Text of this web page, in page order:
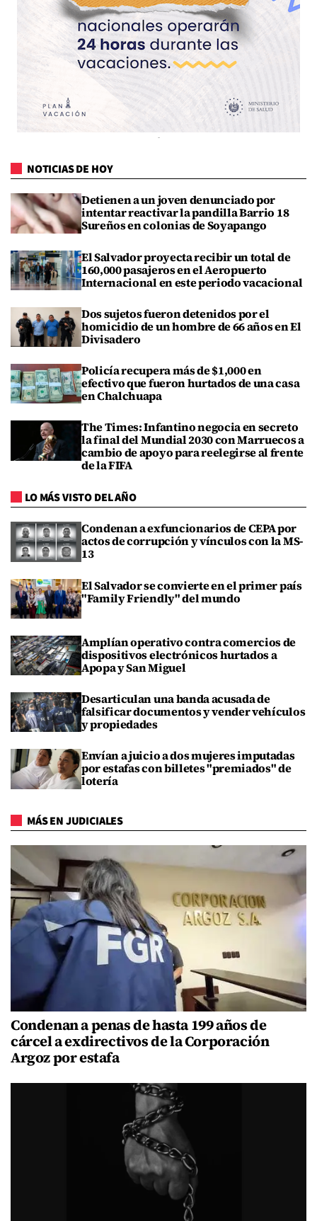
NOTICIAS DE HOY
Detienen a un joven denunciado por
intentar reactivar la pandilla Barrio 18
Sureños en colonias de Soyapango
El Salvador proyecta recibir un total de
160,000 pasajeros en el Aeropuerto
Internacional en este periodo vacacional
Dos sujetos fueron detenidos por el
homicidio de un hombre de 66 años en El
Divisadero
Policía recupera más de $1,000 en
efectivo que fueron hurtados de una casa
en Chalchuapa
The Times: Infantino negocia en secreto
la final del Mundial 2030 con Marruecos a
cambio de apoyo para reelegirse al frente
de la FIFA
LO MÁS VISTO DEL AÑO
Condenan a exfuncionarios de CEPA por
actos de corrupción y vínculos con la MS-
13
El Salvador se convierte en el primer país
"Family Friendly" del mundo
Amplían operativo contra comercios de
dispositivos electrónicos hurtados a
Apopa y San Miguel
Desarticulan una banda acusada de
falsificar documentos y vender vehículos
y propiedades
Envían a juicio a dos mujeres imputadas
por estafas con billetes "premiados" de
lotería
MÁS EN JUDICIALES
Condenan a penas de hasta 199 años de
cárcel a exdirectivos de la Corporación
Argoz por estafa